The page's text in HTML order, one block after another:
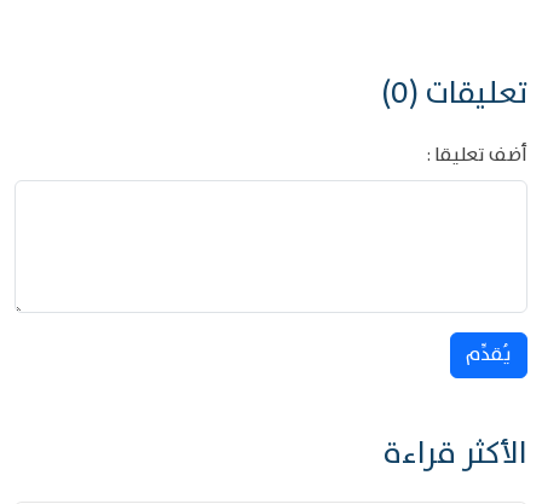
تعليقات (0)
أضف تعليقا :
يُقدِّم
الأكثر قراءة